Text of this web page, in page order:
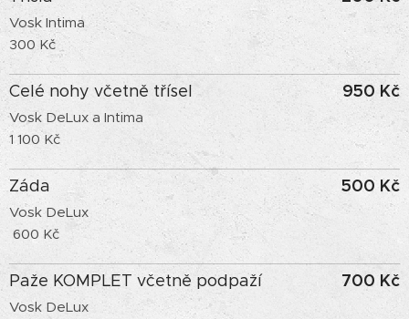
Vosk Intima
300 Kč
Celé nohy včetně třísel
Vosk DeLux a Intima
1 100 Kč
950 Kč
Záda
Vosk DeLux
600 Kč
500 Kč
Paže KOMPLET včetně podpaží
Vosk DeLux
700 Kč